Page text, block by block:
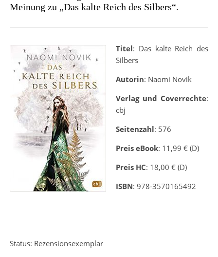
Meinung zu „Das kalte Reich des Silbers“.
Titel: Das kalte Reich des
Silbers
Autorin: Naomi Novik
Verlag und Coverrechte:
cbj
Seitenzahl: 576
Preis eBook: 11,99 € (D)
Preis HC: 18,00 € (D)
ISBN: 978-3570165492
Status: Rezensionsexemplar